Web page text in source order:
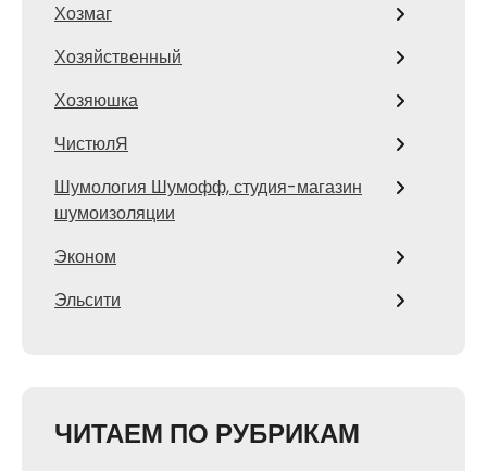
Хозмаг
Хозяйственный
Хозяюшка
ЧистюлЯ
Шумология Шумофф, студия-магазин
шумоизоляции
Эконом
Эльсити
ЧИТАЕМ ПО РУБРИКАМ